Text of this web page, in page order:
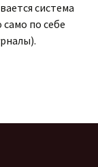
система
по себе